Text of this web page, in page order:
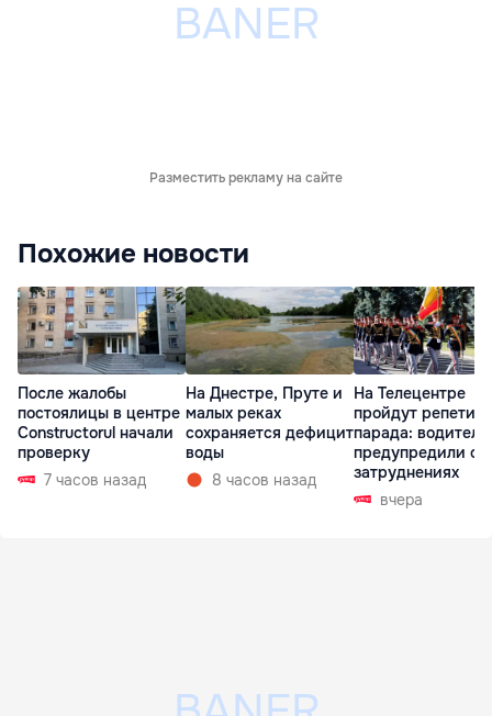
Разместить рекламу на сайте
Похожие новости
После жалобы
постоялицы в центре
Constructorul начали
проверку
7 часов назад
На Днестре, Пруте и
малых реках
сохраняется дефицит
воды
8 часов назад
На Телецентре
пройдут
парада:
предупредили о
затруднениях
вчера